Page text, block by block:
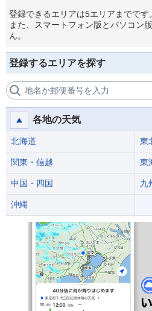
登録できるエリアは5エリアまでです。
また、スマートフォン版とパソコン
ん。
登録するエリアを探す
地名か郵便番号を入力
各地の天気
北海道 東
関東・信越 東
中国・四国 九
沖縄